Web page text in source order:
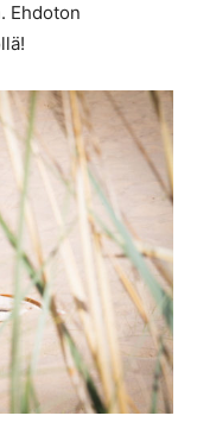
Ehdoton